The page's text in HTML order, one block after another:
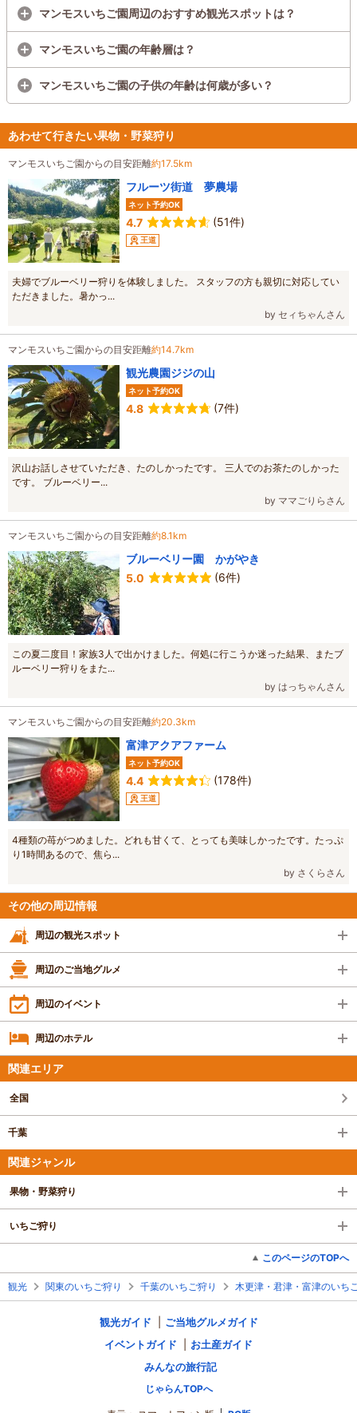
マンモスいちご園周辺のおすすめ観光スポットは？
マンモスいちご園の年齢層は？
マンモスいちご園の子供の年齢は何歳が多い？
あわせて行きたい果物・野菜狩り
マンモスいちご園からの目安距離約17.5km
フルーツ街道 夢農場
ネット予約OK
4.7 (51件)
王道
夫婦でブルーベリー狩りを体験しました。 スタッフの方も親切に対応してい
ただきました。暑かっ...
by セィちゃんさん
マンモスいちご園からの目安距離約14.7km
観光農園ジジの山
ネット予約OK
4.8 (7件)
沢山お話しさせていただき、たのしかったです。 三人でのお茶たのしかった
です。 ブルーベリー...
by ママごりらさん
マンモスいちご園からの目安距離約8.1km
ブルーベリー園 かがやき
5.0
(6件)
この夏二度目！家族3人で出かけました。何処に行こうか迷った結果、またブ
ルーベリー狩りをまた...
by はっちゃんさん
マンモスいちご園からの目安距離約20.3km
富津アクアファーム
ネット予約OK
4.4 (178件)
王道
4種類の苺がつめました。どれも甘くて、とっても美味しかったです。たっぷ
り1時間あるので、焦ら...
by さくらさん
その他の周辺情報
周辺の観光スポット
周辺のご当地グルメ
周辺のイベント
周辺のホテル
関連エリア
全国
千葉
関連ジャンル
果物・野菜狩り
いちご狩り
このページのTOPへ
観光 関東のいちご狩り 千葉のいちご狩り 木更津・君津・富津のいち
観光ガイド
ご当地グルメガイド
イベントガイド
お土産ガイド
みんなの旅行記
じゃらんTOPへ